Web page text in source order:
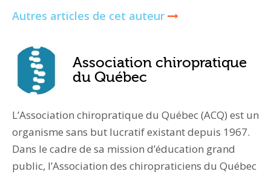
Autres articles de cet auteur
Association chiropratique
du Québec
L’Association chiropratique du Québec (ACQ) est un
organisme sans but lucratif existant depuis 1967.
Dans le cadre de sa mission d’éducation grand
public, l’Association des chiropraticiens du Québec